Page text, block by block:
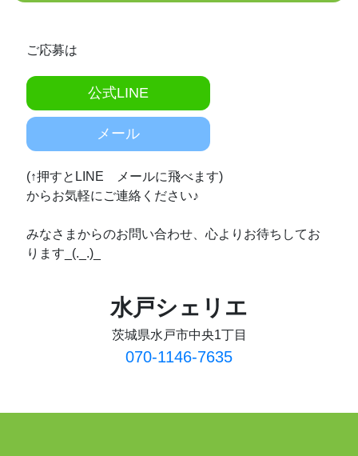
ご応募は
公式LINE
メール
(↑押すとLINE メールに飛べます)
からお気軽にご連絡ください♪
みなさまからのお問い合わせ、心よりお待ちしてお
ります_(._.)_
水戸シェリエ
茨城県水戸市中央1丁目
070-1146-7635